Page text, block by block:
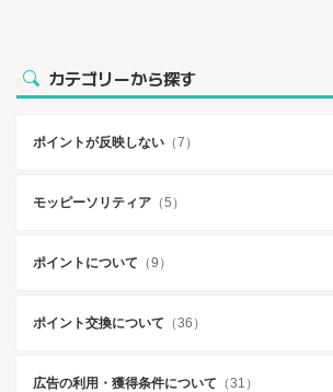
カテゴリーから探す
ポイントが反映しない （7）
モッピーソリティア （5）
ポイントについて （9）
ポイント交換について （36）
広告の利用・獲得条件について （31）